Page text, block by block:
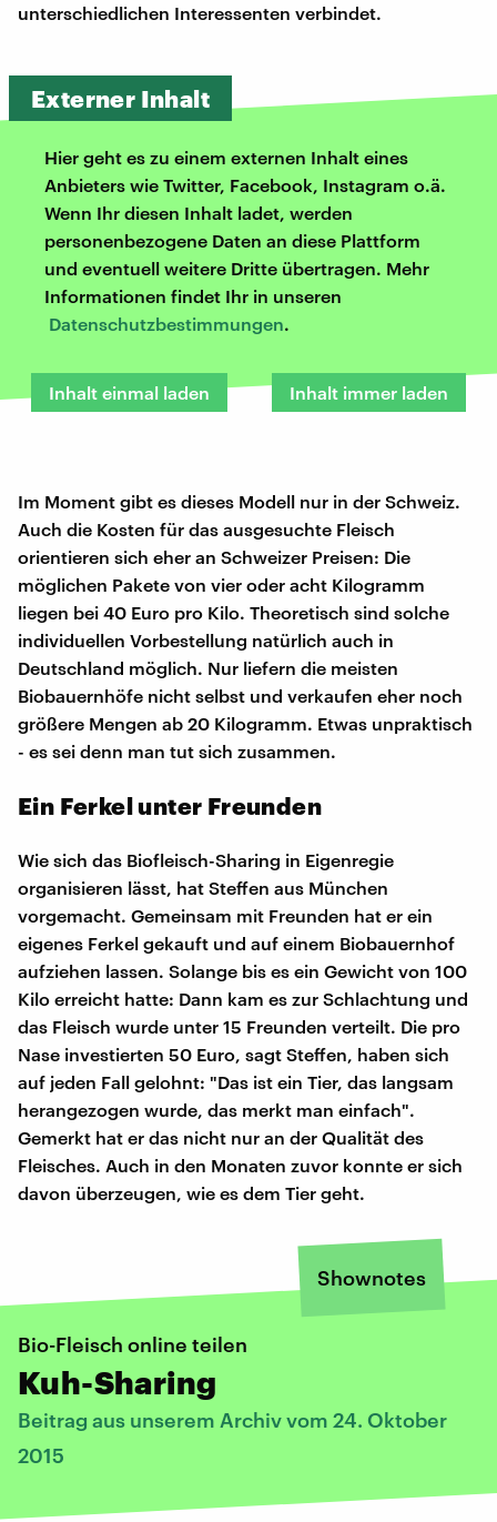
unterschiedlichen Interessenten verbindet.
Externer Inhalt
Hier geht es zu einem externen Inhalt eines
Anbieters wie Twitter, Facebook, Instagram o.ä.
Wenn Ihr diesen Inhalt ladet, werden
personenbezogene Daten an diese Plattform
und eventuell weitere Dritte übertragen. Mehr
Informationen findet Ihr in unseren
Datenschutzbestimmungen.
Inhalt einmal laden Inhalt immer laden
Im Moment gibt es dieses Modell nur in der Schweiz.
Auch die Kosten für das ausgesuchte Fleisch
orientieren sich eher an Schweizer Preisen: Die
möglichen Pakete von vier oder acht Kilogramm
liegen bei 40 Euro pro Kilo. Theoretisch sind solche
individuellen Vorbestellung natürlich auch in
Deutschland möglich. Nur liefern die meisten
Biobauernhöfe nicht selbst und verkaufen eher noch
größere Mengen ab 20 Kilogramm. Etwas unpraktisch
- es sei denn man tut sich zusammen.
​Ein Ferkel unter Freunden
Wie sich das Biofleisch-Sharing in Eigenregie
organisieren lässt, hat Steffen aus München
vorgemacht. Gemeinsam mit Freunden hat er ein
eigenes Ferkel gekauft und auf einem Biobauernhof
aufziehen lassen. Solange bis es ein Gewicht von 100
Kilo erreicht hatte: Dann kam es zur Schlachtung und
das Fleisch wurde unter 15 Freunden verteilt. Die pro
Nase investierten 50 Euro, sagt Steffen, haben sich
auf jeden Fall gelohnt: "Das ist ein Tier, das langsam
herangezogen wurde, das merkt man einfach".
Gemerkt hat er das nicht nur an der Qualität des
Fleisches. Auch in den Monaten zuvor konnte er sich
davon überzeugen, wie es dem Tier geht.
Shownotes
Bio-Fleisch online teilen
Kuh-Sharing
Beitrag aus unserem Archiv vom 24. Oktober
2015